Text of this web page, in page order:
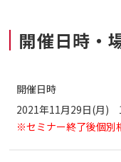
開催日時・
開催日時
2021年11月29日(月)
※セミナー終了後個別